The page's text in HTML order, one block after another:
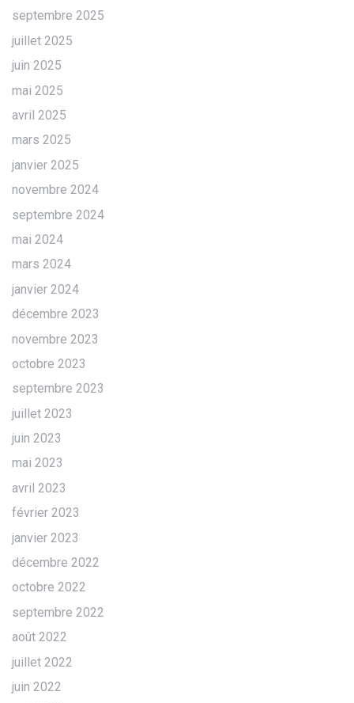
septembre 2025
juillet 2025
juin 2025
mai 2025
avril 2025
mars 2025
janvier 2025
novembre 2024
septembre 2024
mai 2024
mars 2024
janvier 2024
décembre 2023
novembre 2023
octobre 2023
septembre 2023
juillet 2023
juin 2023
mai 2023
avril 2023
février 2023
janvier 2023
décembre 2022
octobre 2022
septembre 2022
août 2022
juillet 2022
juin 2022